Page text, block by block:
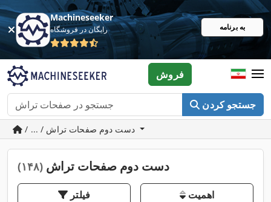
Machineseeker
رایگان در فروشگاه به برنامه
جستجو کردن
فروش
/ ... / دست دوم صفحات تراش
دست دوم صفحات تراش (۱۴۸)
فیلتر اهمیت